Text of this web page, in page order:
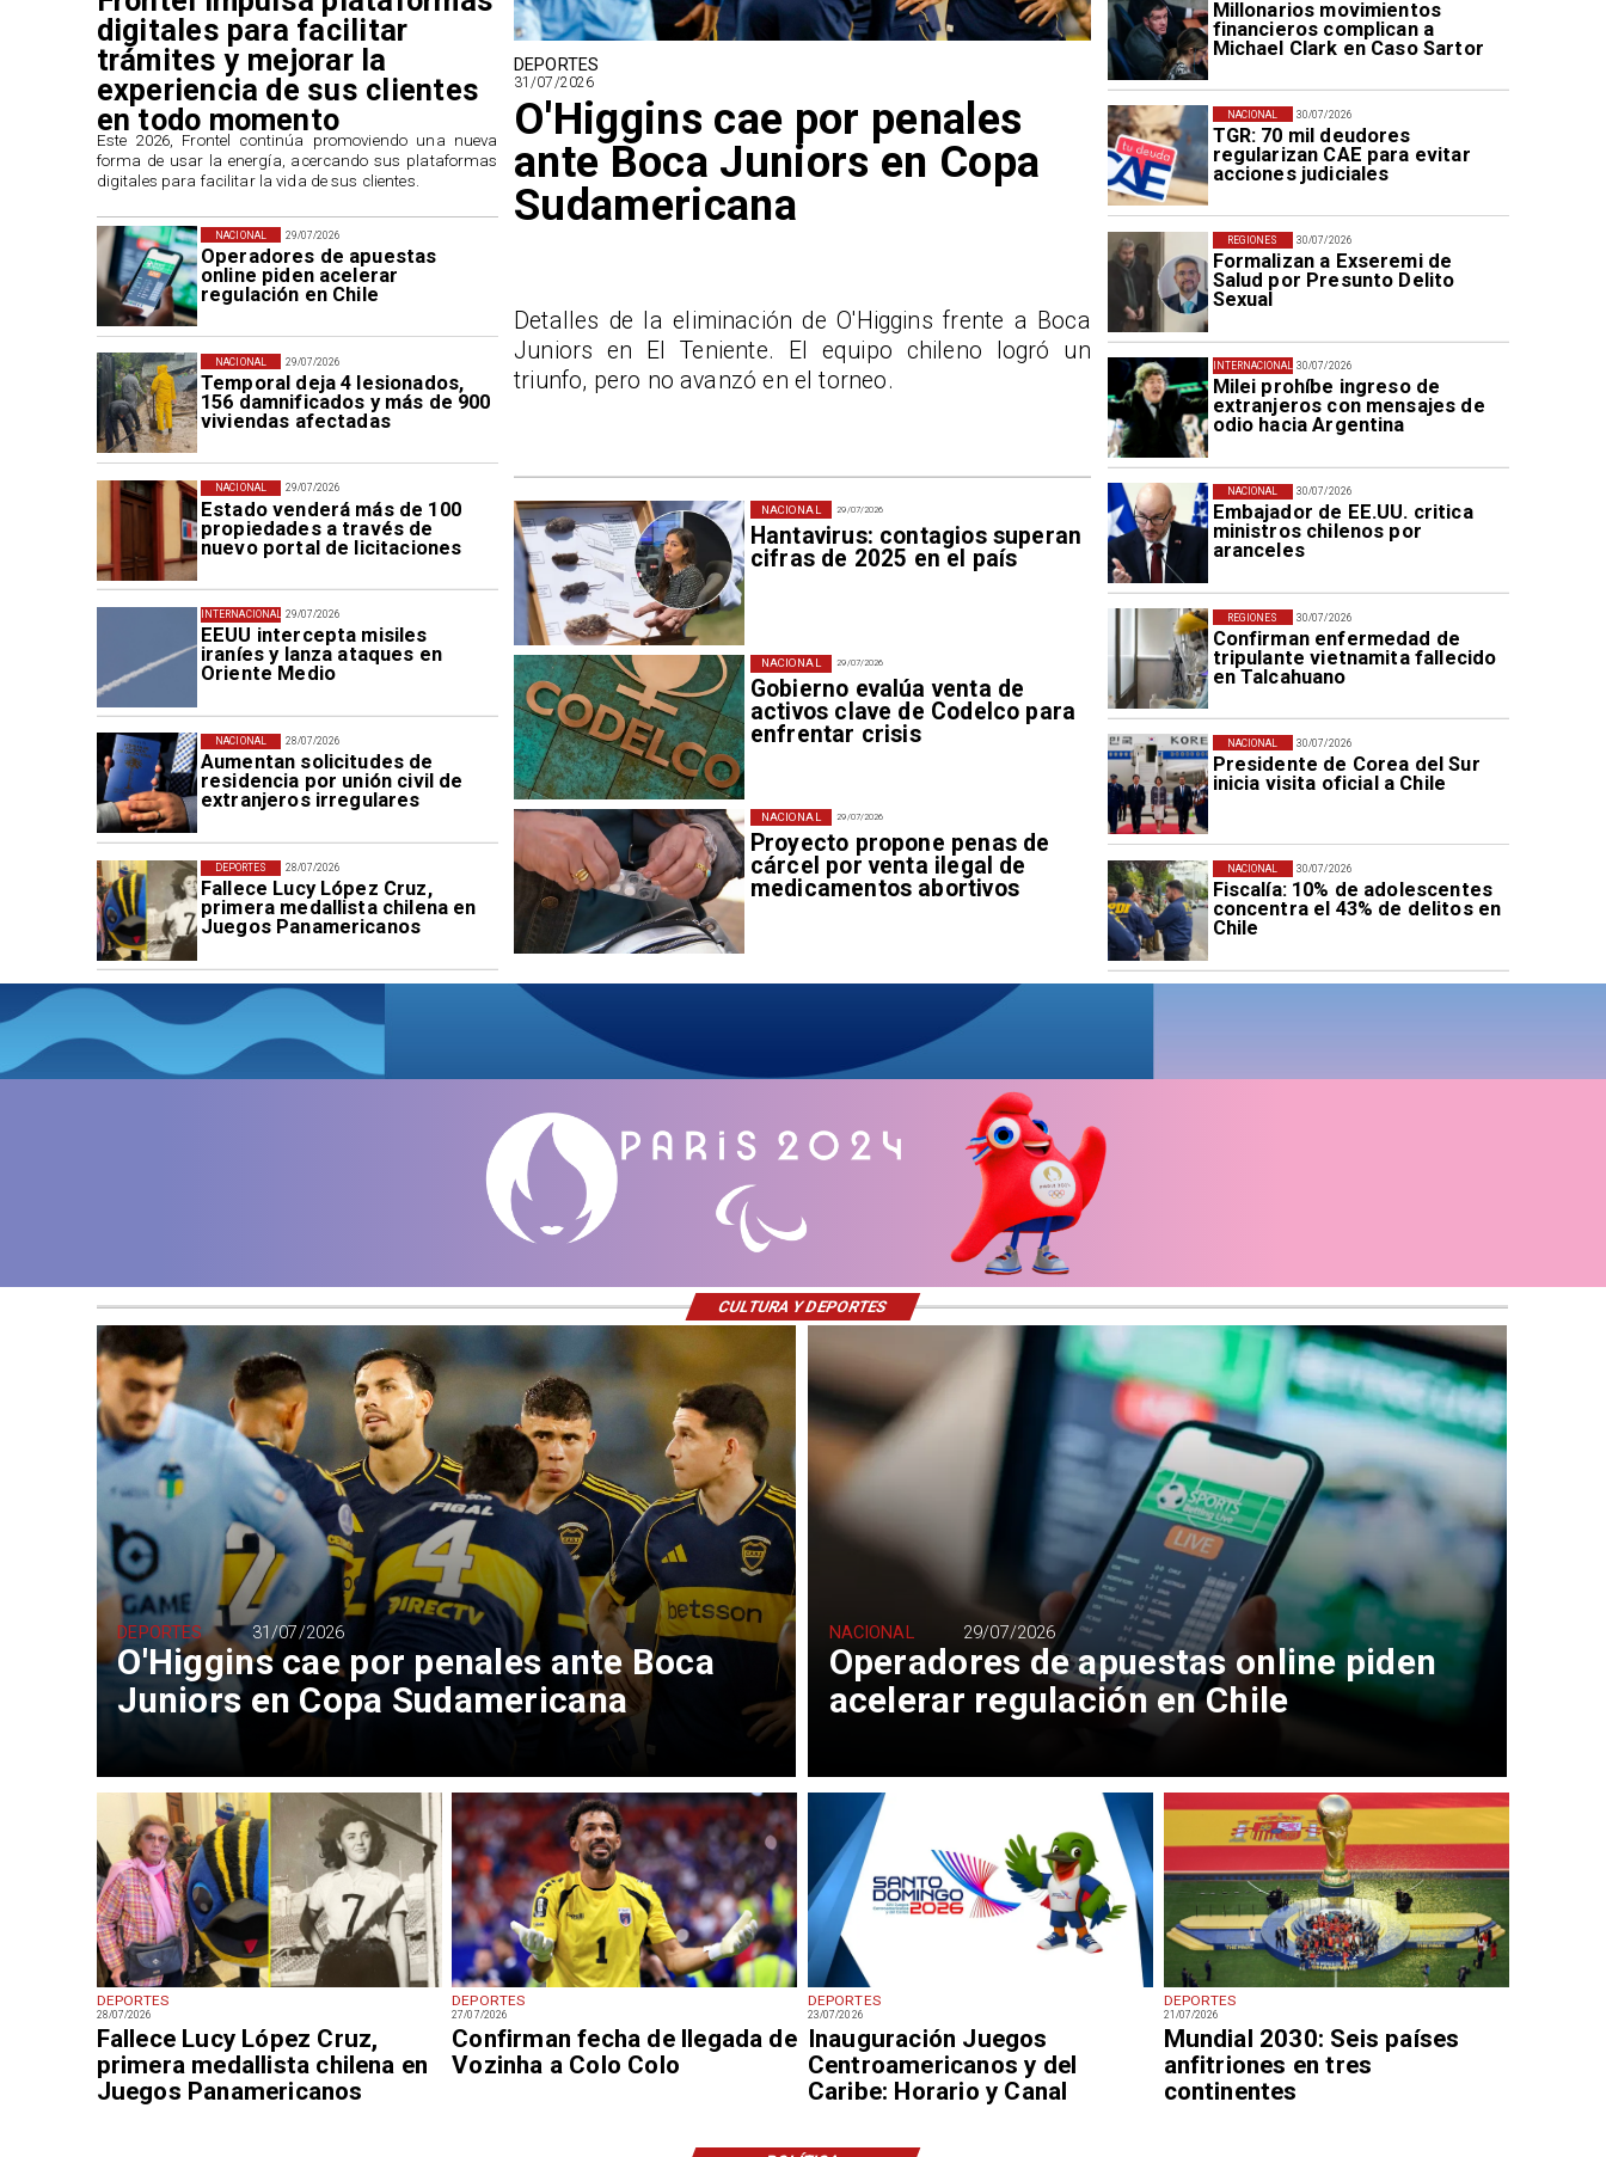
Millonarios movimientos
financieros complican a
Michael Clark en Caso Sartor
30/07/2026
TGR: 70 mil deudores
regularizan CAE para evitar
acciones judiciales
NACIONAL
30/07/2026
Formalizan a Exseremi de
Salud por Presunto Delito
Sexual
REGIONES
30/07/2026
Milei prohíbe ingreso de
extranjeros con mensajes de
odio hacia Argentina
INTERNACIONAL
30/07/2026
Embajador de EE.UU. critica
ministros chilenos por
aranceles
NACIONAL
30/07/2026
Confirman enfermedad de
tripulante vietnamita fallecido
en Talcahuano
REGIONES
30/07/2026
Presidente de Corea del Sur
inicia visita oficial a Chile
NACIONAL
30/07/2026
Fiscalía: 10% de adolescentes
concentra el 43% de delitos en
Chile
NACIONAL
29/07/2026
Operadores de apuestas
online piden acelerar
regulación en Chile
NACIONAL
29/07/2026
Temporal deja 4 lesionados,
156 damnificados y más de 900
viviendas afectadas
NACIONAL
29/07/2026
Estado venderá más de 100
propiedades a través de
nuevo portal de licitaciones
NACIONAL
29/07/2026
EEUU intercepta misiles
iraníes y lanza ataques en
Oriente Medio
INTERNACIONAL
28/07/2026
Aumentan solicitudes de
residencia por unión civil de
extranjeros irregulares
NACIONAL
28/07/2026
Fallece Lucy López Cruz,
primera medallista chilena en
Juegos Panamericanos
DEPORTES
29/07/2026
Hantavirus: contagios superan
cifras de 2025 en el país
NACIONAL
29/07/2026
Gobierno evalúa venta de
activos clave de Codelco para
enfrentar crisis
NACIONAL
29/07/2026
Proyecto propone penas de
cárcel por venta ilegal de
medicamentos abortivos
NACIONAL
digitales para facilitar
trámites y mejorar la
experiencia de sus clientes
en todo momento
​Este 2026, Frontel continúa promoviendo una nueva
forma de usar la energía, acercando sus plataformas
digitales para facilitar la vida de sus clientes.
DEPORTES
31/07/2026
O'Higgins cae por penales
ante Boca Juniors en Copa
Sudamericana
Detalles de la eliminación de O'Higgins frente a Boca
Juniors en El Teniente. El equipo chileno logró un
triunfo, pero no avanzó en el torneo.
O'Higgins cae por penales ante Boca
Juniors en Copa Sudamericana
DEPORTES 31/07/2026
Operadores de apuestas online piden
acelerar regulación en Chile
NACIONAL 29/07/2026
DEPORTES
28/07/2026
Fallece Lucy López Cruz,
primera medallista chilena en
Juegos Panamericanos
DEPORTES
27/07/2026
Confirman fecha de llegada de
Vozinha a Colo Colo
DEPORTES
23/07/2026
Inauguración Juegos
Centroamericanos y del
Caribe: Horario y Canal
DEPORTES
21/07/2026
Mundial 2030: Seis países
anfitriones en tres
continentes
CULTURA Y DEPORTES